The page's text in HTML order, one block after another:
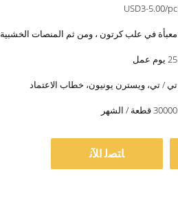
USD3-5.00/pc
معبأة في علب كرتون ، ومن ثم المنصات الخشبية
25 يوم عمل
تي / تي، ويسترن يونيون، خطاب الاعتماد
30000 قطعة / الشهر
ﺎﺘﺼﻟ ﺍﻶﻧ